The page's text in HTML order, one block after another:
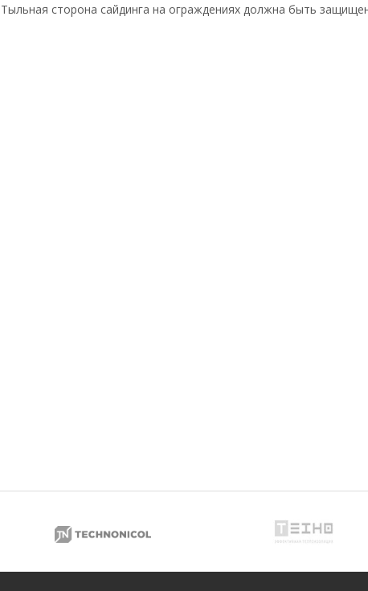
Тыльная сторона сайдинга на ограждениях должна быть